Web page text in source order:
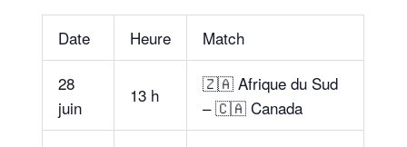
Date Heure
Match
28
juin
13 h
🇿🇦 Afrique du Sud
– 🇨🇦 Canada